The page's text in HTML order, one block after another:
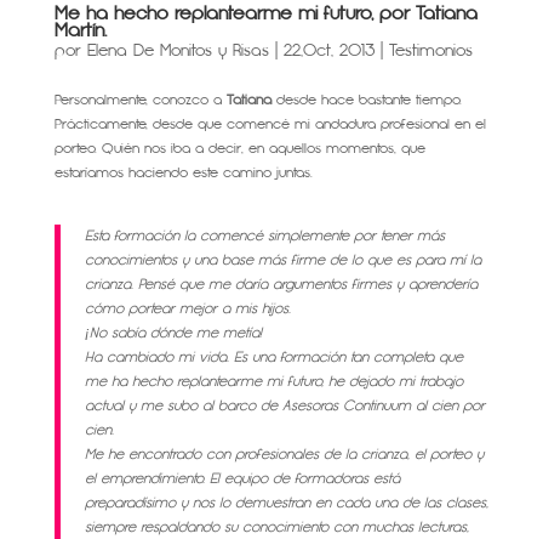
Me ha hecho replantearme mi futuro, por Tatiana
Martín.
por Elena De Monitos y Risas| 22,Oct, 2013| Testimonios
Personalmente, conozco a Tatianadesde hace bastante tiempo.
Prácticamente, desde que comencé mi andadura profesional en el
porteo. Quién nos iba a decir, en aquellos momentos, que
estaríamos haciendo este camino juntas.
Esta formación la comencé simplemente por tener más
conocimientos y una base más firme de lo que es para mí la
crianza. Pensé que me daría argumentos firmes y aprendería
cómo portear mejor a mis hijos.
¡No sabía dónde me metía!
Ha cambiado mi vida. Es una formación tan completa que
me ha hecho replantearme mi futuro, he dejado mi trabajo
actual y me subo al barco de Asesoras Continuum al cien por
cien.
Me he encontrado con profesionales de la crianza, el porteo y
el emprendimiento. El equipo de formadoras está
preparadísimo y nos lo demuestran en cada una de las clases,
siempre respaldando su conocimiento con muchas lecturas,